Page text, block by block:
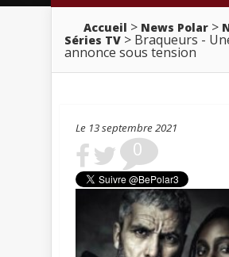
Accueil > News Polar >
Séries TV > Braqueurs -
annonce sous tension
Le 13 septembre 2021
0